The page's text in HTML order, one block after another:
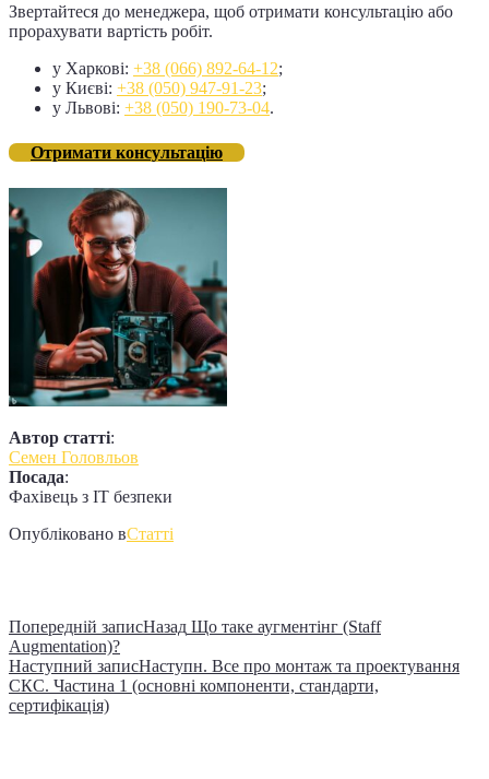
Звертайтеся до менеджера, щоб отримати консультацію або
прорахувати вартість робіт.
у Харкові: +38 (066) 892-64-12;
у Києві: +38 (050) 947-91-23;
у Львові: +38 (050) 190-73-04.
Отримати консультацію
Автор статті:
Семен Головльов
Посада:
Фахівець з IT безпеки
Опубліковано вСтатті
Попередній записНазад Що таке аугментінг (Staff
Augmentation)?
Наступний записНаступн. Все про монтаж та проектування
СКС. Частина 1 (основні компоненти, стандарти,
сертифікація)